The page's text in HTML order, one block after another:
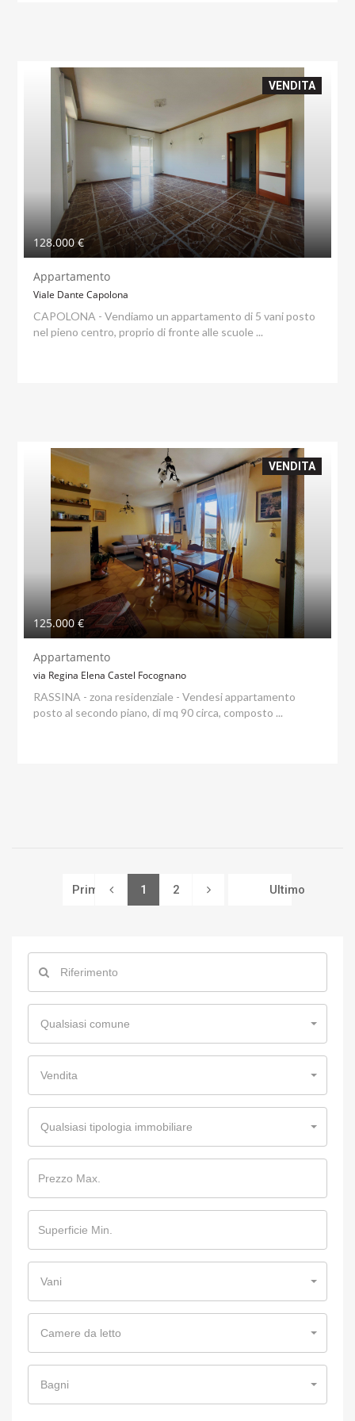
VENDITA
128.000 €
Appartamento
Viale Dante Capolona
CAPOLONA - Vendiamo un appartamento di 5 vani posto
nel pieno centro, proprio di fronte alle scuole ...
VENDITA
125.000 €
Appartamento
via Regina Elena Castel Focognano
RASSINA - zona residenziale - Vendesi appartamento
posto al secondo piano, di mq 90 circa, composto ...
Primo 1 (current)
2 Ultimo
Qualsiasi comune
Vendita
Qualsiasi tipologia immobiliare
Vani
Camere da letto
Bagni